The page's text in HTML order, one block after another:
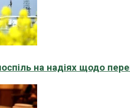
на надіях щодо